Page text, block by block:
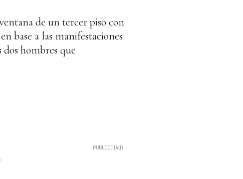
de un tercer piso con
base a las manifestaciones
hombres que